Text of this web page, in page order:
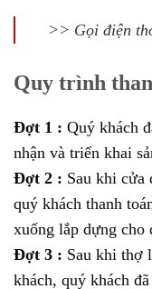
>> Gọi điện
Quy trình
Đợt 1 : Quý khách
nhận và triển khai
Đợt 2 : Sau khi cửa
quý khách thanh
xuống lắp dựng cho
Đợt 3 : Sau khi thợ
khách, quý khách